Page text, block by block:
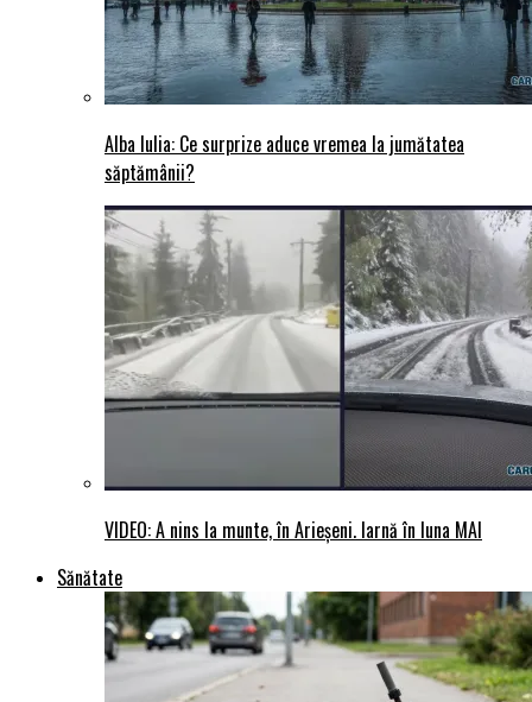
Alba Iulia: Ce surprize aduce vremea la jumătatea
săptămânii?
VIDEO: A nins la munte, în Arieșeni. Iarnă în luna MAI
Sănătate